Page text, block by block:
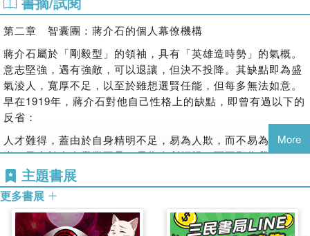
制度，以及如何以「人事資料庫」來管理考核人才。本書內容
豐富、文筆流暢，加上多角度的分析，使我們對蔣介石的性格
與領導統御，國民黨政權的性質，國共的比較，乃至知識分子
的政治參與等課題有進一步的認識。我相信讀者一定和我一
樣，會在閱讀這一本佳作之中得到許多啟示。
——黃克武/中央研究院近代史研究特聘研究員
本書是一本以「用人」為主軸，探討蔣介石治理國家成敗根源
的學術著作。透過本書可以理解蔣介石領導的局限性，以及國
民黨何以失掉政權。
——劉維開/國立政治大學歷史學系退休教授
過去美國大使詹森（Y. F. Johnson）對蔣介石的觀察︰『蔣介
石目光動人，但對人從不信任，各事親勞，所以沒有朋友。』
本書以史料為基礎，觀察到蔣介石重視制度、重視專業、重視
部屬的德行與忠誠，從成敗史觀言，或許蔣介石的學校並沒有
角色即大為縮減，無法與其在黨政決策上的重要性相比，不過仍積
極介入中日秘密外交、韓國獨立運動等活動，並出席重要國際會
議，協助蔣介石進行「元首外交」。國民政府的決策機構眾多，包
括行政院、國民黨中常會、國防最高委員會等，各自均參與部分的
決策制定，而侍從室在其中往往扮演最後「把關者」的角色。例如
在戰前「五五憲草」審查的過程中，貫徹蔣介石的意旨，將內閣制
的憲草法案轉換為大權集中於總統的憲法草案；又如在年度政府預
算案的審查過程中，協助蔣執行最後把關的工作。
蔣介石除了利用以上各智囊作為養士的場所，並且利用他個人的
「特別費」，長期資助一些學人和刊物。第三章即以蕭一山和《汗
血》為例，說明他們在蔣介石長期資助下，雖然均能不負厚愛，在
建構「民族革命史觀」，增加政權的合法性和壓制左翼聲勢上，產
生一定的效果，不過從長遠上看，畢竟仍未能扭轉國府在宣傳上的
劣勢，查禁左翼書刊時所使用的粗暴手段，更使國府付出了相當大
的代價。
第一節 蕭一山：建構「民族革命史觀」的國士
第二節《汗血》：文化戰場上的祕密武器
四 訓練：抗戰時期的幹部訓練工作
第一節 從講習所到訓練團
第二節 中央訓練委員會與抗戰時期的幹部訓練
第三節 蔣介石學校：中央訓練團黨政訓練班
第四節 戰時國民黨幹部訓練成效的檢討
第一節 陳果夫與侍從室第三處的設置
第三節 侍三處與黨政高級班學員的遴選
第四節 侍三處人事工作之成效與檢討
徵引書目
第二章 智囊團：蔣介石的個人幕僚機構
蔣介石屬於「剛毅型」的領袖，具有「英雄造時勢」的氣概。
意志堅強，遇有強敵，可以退讓，但決不投降。其缺點即為盛
氣淩人，寬厚不足，以至於雖想選賢任能，但每多無法如意。
早在1919年，蔣介石對他自己性格上的缺點，即曾有過以下的
反省：
人才難得，蓋由於自身精明不足，易為人欺，而不易為我用者
半。又由於自身學業不足，易為人所輕視，而不願為我樂助者
亦半也。總之，蠻橫輕浮者，易為人所棄。恕和寬厚者，必為
人所親，吾自常有驕矜暴戾之色，盛氣淩人之勢，而又不能藏
垢納污，虛心包容，此其人所以不樂為我所用也，以後應事接
物之間，以渾厚寬恕四字，三注意也。
More
主題書展
更多書展